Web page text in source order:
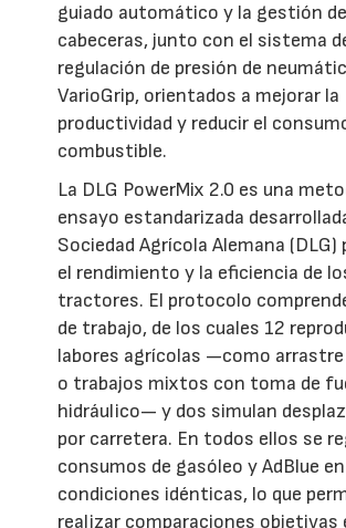
guiado automático y la gestión de
cabeceras, junto con el sistema
regulación de presión de
VarioGrip, orientados a mejorar la
productividad y reducir el
combustible.
La DLG PowerMix 2.0 es una
ensayo estandarizada
Sociedad Agrícola Alemana (DLG)
el rendimiento y la eficiencia de
tractores. El protocolo
de trabajo, de los cuales 12
labores agrícolas —como arrastre
o trabajos mixtos con toma de
hidráulico— y dos simulan
por carretera. En todos ellos se
consumos de gasóleo y AdBlue en
condiciones idénticas, lo que
realizar comparaciones objetivas